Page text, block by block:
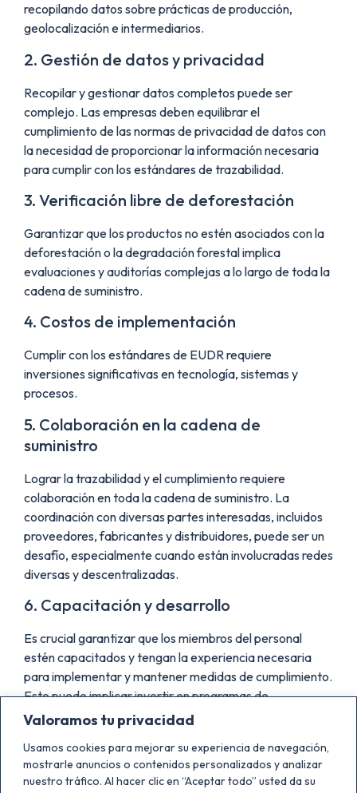
Valoramos tu privacidad
Usamos cookies para mejorar su experiencia de navegación,
mostrarle anuncios o contenidos personalizados y analizar
nuestro tráfico. Al hacer clic en “Aceptar todo” usted da su
recopilando datos sobre prácticas de producción,
geolocalización e intermediarios.
2. Gestión de datos y privacidad
Recopilar y gestionar datos completos puede ser
complejo. Las empresas deben equilibrar el
cumplimiento de las normas de privacidad de datos con
la necesidad de proporcionar la información necesaria
para cumplir con los estándares de trazabilidad.
3. Verificación libre de deforestación
Garantizar que los productos no estén asociados con la
deforestación o la degradación forestal implica
evaluaciones y auditorías complejas a lo largo de toda la
cadena de suministro.
4. Costos de implementación
Cumplir con los estándares de EUDR requiere
inversiones significativas en tecnología, sistemas y
procesos.
5. Colaboración en la cadena de
suministro
Lograr la trazabilidad y el cumplimiento requiere
colaboración en toda la cadena de suministro. La
coordinación con diversas partes interesadas, incluidos
proveedores, fabricantes y distribuidores, puede ser un
desafío, especialmente cuando están involucradas redes
diversas y descentralizadas.
6. Capacitación y desarrollo
Es crucial garantizar que los miembros del personal
estén capacitados y tengan la experiencia necesaria
para implementar y mantener medidas de cumplimiento.
Esto puede implicar invertir en programas de
capacitación y desarrollar capacidades internas dentro
7. Adaptación a los cambios regulatorios